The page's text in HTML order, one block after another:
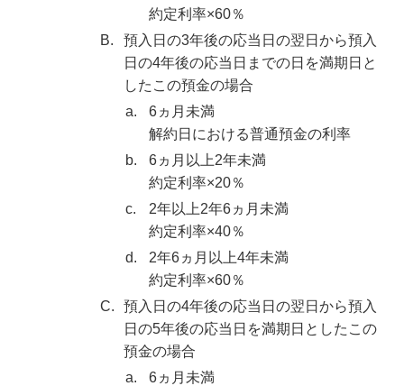
約定利率×60％
B.
預入日の3年後の応当日の翌日から預入
日の4年後の応当日までの日を満期日と
したこの預金の場合
a.
6ヵ月未満
解約日における普通預金の利率
b.
6ヵ月以上2年未満
約定利率×20％
c.
2年以上2年6ヵ月未満
約定利率×40％
d.
2年6ヵ月以上4年未満
約定利率×60％
C.
預入日の4年後の応当日の翌日から預入
日の5年後の応当日を満期日としたこの
預金の場合
a.
6ヵ月未満